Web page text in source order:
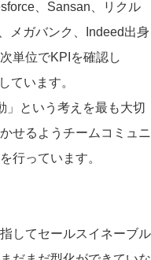
、Sansan、リクル
メガバンク、Indeed出身
単位でKPIを確認し
ています。
」という考えを最も大切
せるようチームコミュニ
行っています。
してセールスイネーブル